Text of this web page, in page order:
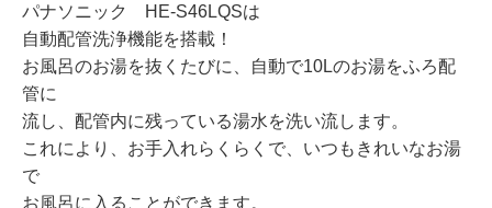
パナソニック HE-S46LQSは
自動配管洗浄機能を搭載！
お風呂のお湯を抜くたびに、自動で10Lのお湯をふろ配
管に
流し、配管内に残っている湯水を洗い流します。
これにより、お手入れらくらくで、いつもきれいなお湯
で
お風呂に入ることができます。